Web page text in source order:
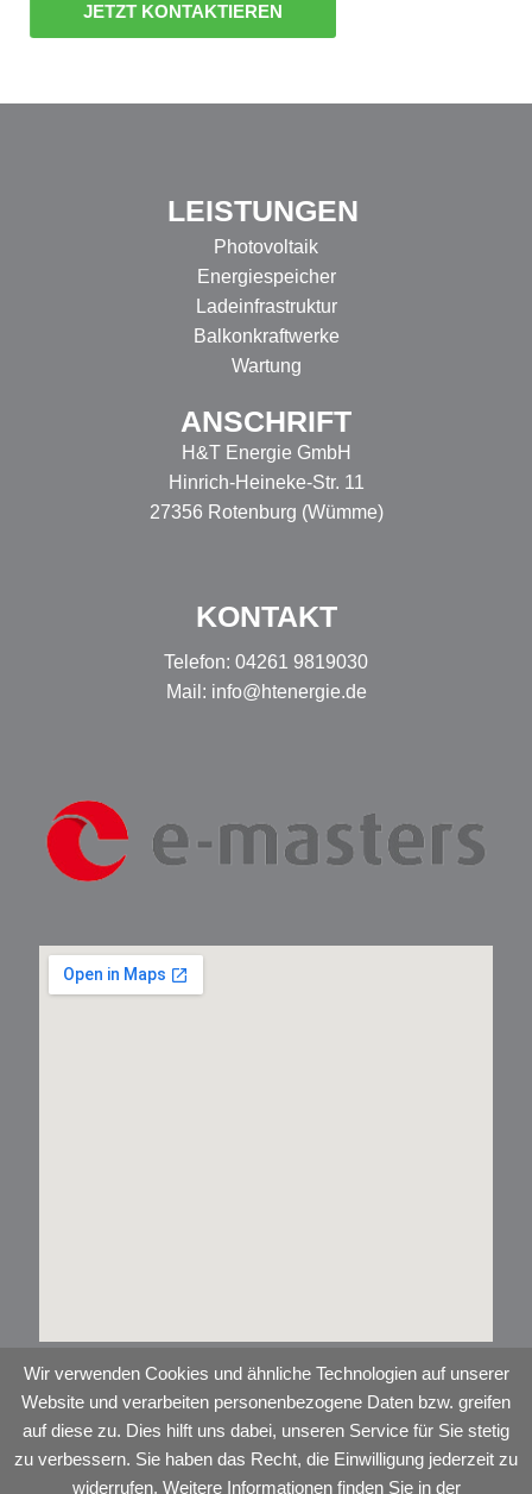
JETZT KONTAKTIEREN
LEISTUNGEN
Photovoltaik
Energiespeicher
Ladeinfrastruktur
Balkonkraftwerke
Wartung
ANSCHRIFT
H&T Energie GmbH
Hinrich-Heineke-Str. 11
27356 Rotenburg (Wümme)
KONTAKT
Telefon: 04261 9819030
Mail: info@htenergie.de
Copyright © 2026 H&T Energie GmbH
Wir verwenden Cookies und ähnliche Technologien auf unserer
Website und verarbeiten personenbezogene Daten bzw. greifen
auf diese zu. Dies hilft uns dabei, unseren Service für Sie stetig
zu verbessern. Sie haben das Recht, die Einwilligung jederzeit zu
widerrufen. Weitere Informationen finden Sie in der